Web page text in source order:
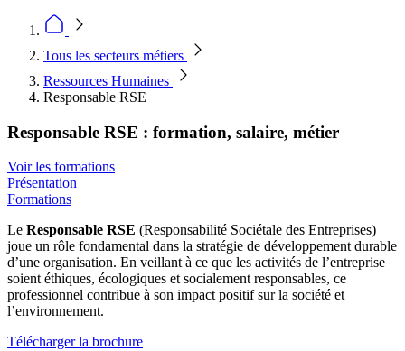
Tous les secteurs métiers
Ressources Humaines
Responsable RSE
Responsable RSE : formation, salaire, métier
Voir les formations
Présentation
Formations
Le Responsable RSE (Responsabilité Sociétale des Entreprises)
joue un rôle fondamental dans la stratégie de développement durable
d’une organisation. En veillant à ce que les activités de l’entreprise
soient éthiques, écologiques et socialement responsables, ce
professionnel contribue à son impact positif sur la société et
l’environnement.
Télécharger la brochure